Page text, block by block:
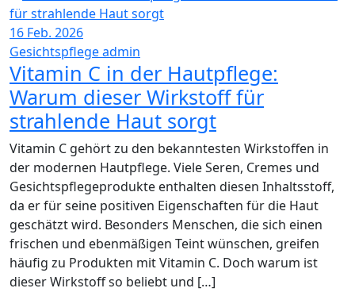
16 Feb. 2026
Gesichtspflegeadmin
Vitamin C in der Hautpflege:
Warum dieser Wirkstoff für
strahlende Haut sorgt
Vitamin C gehört zu den bekanntesten Wirkstoffen in
der modernen Hautpflege. Viele Seren, Cremes und
Gesichtspflegeprodukte enthalten diesen Inhaltsstoff,
da er für seine positiven Eigenschaften für die Haut
geschätzt wird. Besonders Menschen, die sich einen
frischen und ebenmäßigen Teint wünschen, greifen
häufig zu Produkten mit Vitamin C. Doch warum ist
dieser Wirkstoff so beliebt und […]